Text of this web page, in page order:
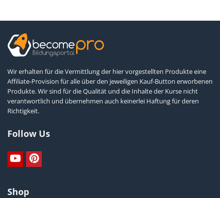
Wir erhalten für die Vermittlung der hier vorgestellten Produkte eine
Affiliate-Provision für alle über den jeweiligen Kauf-Button erworbenen
Produkte. Wir sind für die Qualität und die Inhalte der Kurse nicht
verantwortlich und übernehmen auch keinerlei Haftung für deren
Richtigkeit.
Follow Us
Shop